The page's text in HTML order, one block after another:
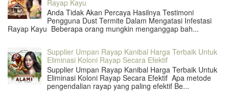
Rayap Kayu
Anda Tidak Akan Percaya Hasilnya Testimoni
Pengguna Dust Termite Dalam Mengatasi Infestasi
Rayap Kayu Beberapa orang mungkin menganggap bah...
Supplier Umpan Rayap Kanibal Harga Terbaik Untuk
Eliminasi Koloni Rayap Secara Efektif
Supplier Umpan Rayap Kanibal Harga Terbaik Untuk
Eliminasi Koloni Rayap Secara Efektif Apa metode
pengendalian rayap yang paling efektif Be...